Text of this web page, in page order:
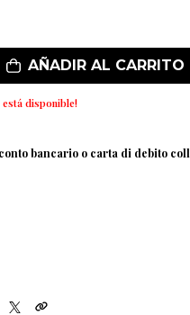
AÑADIR AL CARRITO
está disponible!
conto bancario o carta di debito